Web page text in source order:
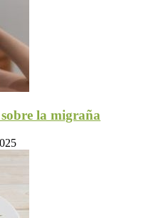
sobre la migraña